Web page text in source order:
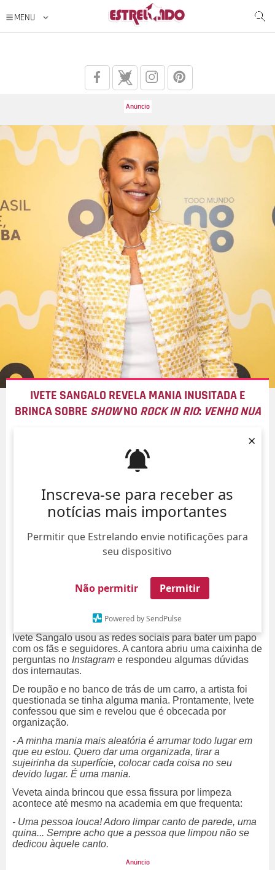
Inscreva-se para receber as
notícias mais importantes
Permitir que Estrelando envie notificações para
seu dispositivo
Não permitir Permitir
Powered by SendPulse
×
IVETE SANGALO REVELA MANIA INUSITADA E
BRINCA SOBRE SHOWNO ROCK IN RIO: VENHO NUA
Ivete Sangalo usou as redes sociais para bater um papo
com os fãs e seguidores. A cantora abriu uma caixinha de
perguntas no Instagram e respondeu algumas dúvidas
dos internautas.
De roupão e no banco de trás de um carro, a artista foi
questionada se tinha alguma mania. Prontamente, Ivete
confessou que sim e revelou que é obcecada por
organização.
- A minha mania mais aleatória é arrumar todo lugar em
que eu estou. Quero dar uma organizada, tirar a
sujeirinha da superfície, colocar cada coisa no seu
devido lugar. É uma mania.
Veveta ainda brincou que essa fissura por limpeza
acontece até mesmo na academia em que frequenta:
- Uma pessoa louca! Adoro limpar canto de parede, uma
quina... Sempre acho que a pessoa que limpou não se
dedicou àquele canto.